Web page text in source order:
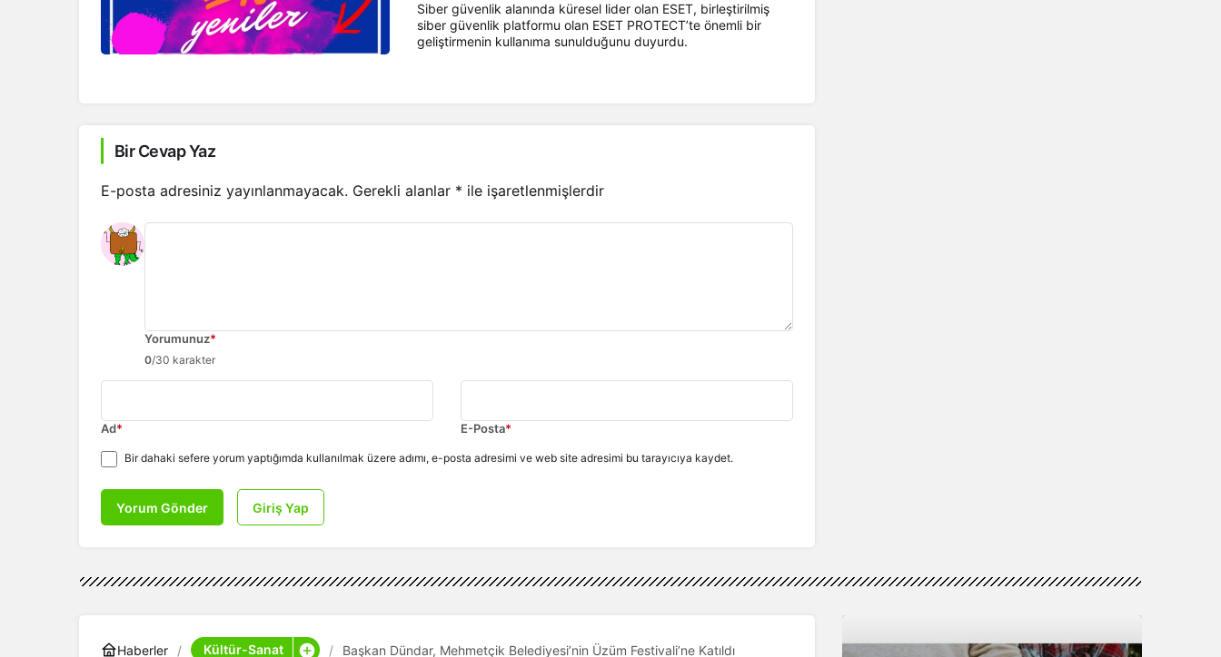
Siber güvenlik alanında küresel lider olan ESET, birleştirilmiş
siber güvenlik platformu olan ESET PROTECT’te önemli bir
geliştirmenin kullanıma sunulduğunu duyurdu.
Bir Cevap Yaz
E-posta adresiniz yayınlanmayacak. Gerekli alanlar * ile işaretlenmişlerdir
Yorumunuz*
0/30 karakter
Ad* E-Posta*
Bir dahaki sefere yorum yaptığımda kullanılmak üzere adımı, e-posta adresimi ve web site adresimi bu tarayıcıya kaydet.
Yorum Gönder Giriş Yap
Haberler Kültür-Sanat Başkan Dündar, Mehmetçik Belediyesi’nin Üzüm Festivali’ne Katıldı